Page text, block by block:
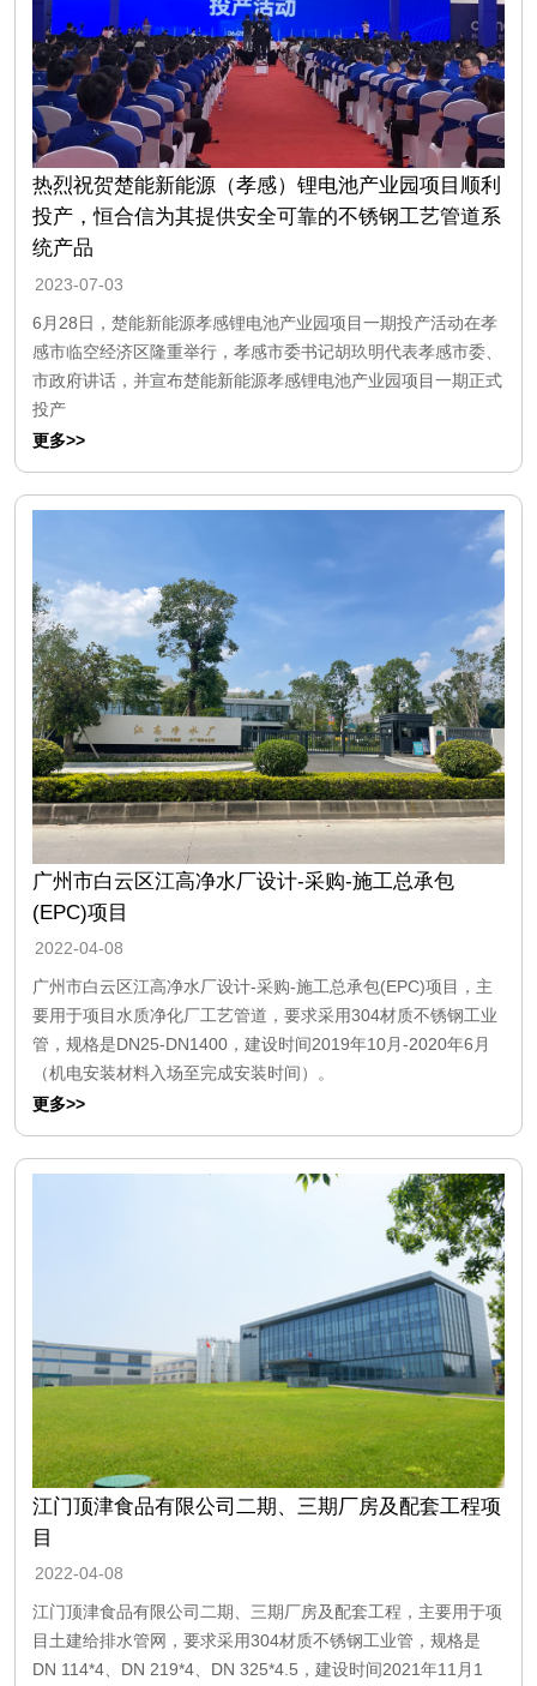
热烈祝贺楚能新能源（孝感）锂电池产业园项目顺利
投产，恒合信为其提供安全可靠的不锈钢工艺管道系
统产品
2023-07-03
6月28日，楚能新能源孝感锂电池产业园项目一期投产活动在孝
感市临空经济区隆重举行，孝感市委书记胡玖明代表孝感市委、
市政府讲话，并宣布楚能新能源孝感锂电池产业园项目一期正式
投产
更多>>
广州市白云区江高净水厂设计-采购-施工总承包
(EPC)项目
2022-04-08
广州市白云区江高净水厂设计-采购-施工总承包(EPC)项目，主
要用于项目水质净化厂工艺管道，要求采用304材质不锈钢工业
管，规格是DN25-DN1400，建设时间2019年10月-2020年6月
（机电安装材料入场至完成安装时间）。
更多>>
江门顶津食品有限公司二期、三期厂房及配套工程项
目
2022-04-08
江门顶津食品有限公司二期、三期厂房及配套工程，主要用于项
目土建给排水管网，要求采用304材质不锈钢工业管，规格是
DN 114*4、DN 219*4、DN 325*4.5，建设时间2021年11月1